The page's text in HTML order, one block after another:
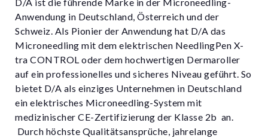
Anwendung in Deutschland, Österreich und der
Schweiz. Als Pionier der Anwendung hat D/A das
Microneedling mit dem elektrischen NeedlingPen X-
tra CONTROL oder dem hochwertigen Dermaroller
auf ein professionelles und sicheres Niveau geführt. So
bietet D/A als einziges Unternehmen in Deutschland
ein elektrisches Microneedling-System mit
medizinischer CE-Zertifizierung der Klasse 2b an.
Durch höchste Qualitätsansprüche, jahrelange